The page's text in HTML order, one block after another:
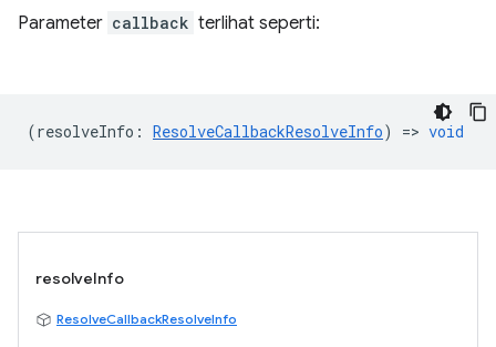
Parameter callback terlihat seperti:
(resolveInfo : ResolveCallbackResolveInfo) => void
resolveInfo
ResolveCallbackResolveInfo